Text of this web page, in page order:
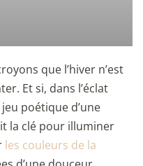
que l’hiver n’est
Et si, dans l’éclat
poétique d’une
la clé pour illuminer
les couleurs de la